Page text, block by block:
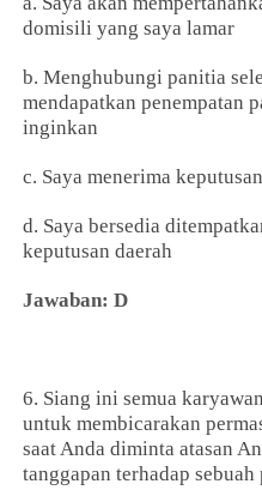
domisili yang saya lamar
b. Menghubungi panitia
mendapatkan penempatan
inginkan
c. Saya menerima
d. Saya bersedia
keputusan daerah
Jawaban: D
6. Siang ini semua
untuk membicarakan
saat Anda diminta atasan
tanggapan terhadap